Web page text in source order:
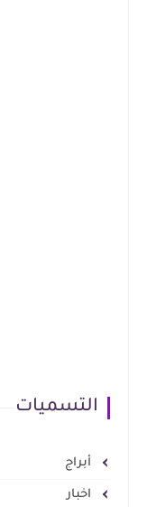
التسميات
أبراج
اخبار